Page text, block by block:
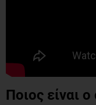
Ποιος είναι